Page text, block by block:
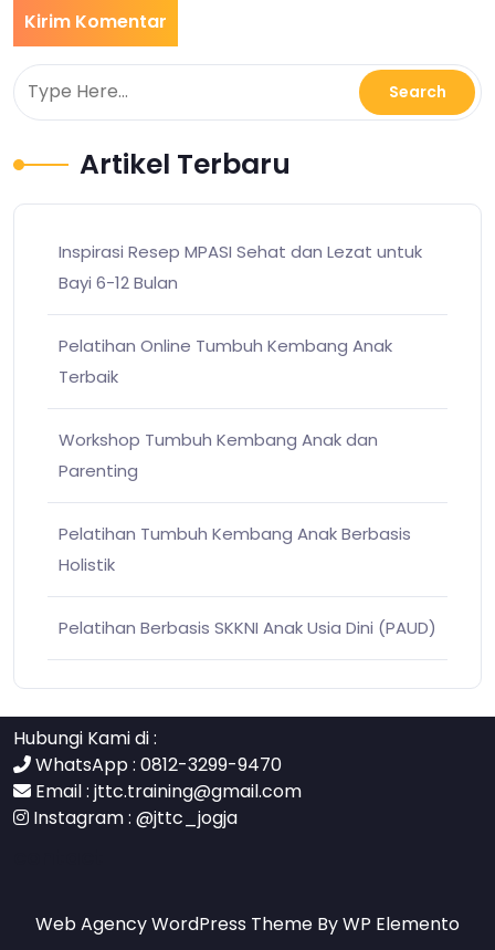
Artikel Terbaru
Inspirasi Resep MPASI Sehat dan Lezat untuk
Bayi 6-12 Bulan
Pelatihan Online Tumbuh Kembang Anak
Terbaik
Workshop Tumbuh Kembang Anak dan
Parenting
Pelatihan Tumbuh Kembang Anak Berbasis
Holistik
Pelatihan Berbasis SKKNI Anak Usia Dini (PAUD)
Hubungi Kami di :
WhatsApp : 0812-3299-9470
Email : jttc.training@gmail.com
Instagram : @jttc_jogja
Web Agency WordPress Theme By WP Elemento